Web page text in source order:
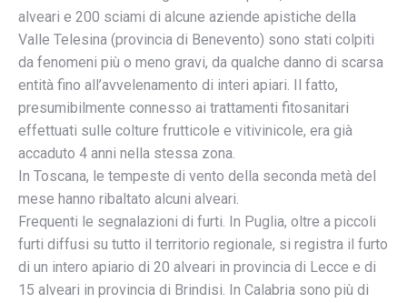
alveari e 200 sciami di alcune aziende apistiche della
Valle Telesina (provincia di Benevento) sono stati colpiti
da fenomeni più o meno gravi, da qualche danno di scarsa
entità fino all’avvelenamento di interi apiari. Il fatto,
presumibilmente connesso ai trattamenti fitosanitari
effettuati sulle colture frutticole e vitivinicole, era già
accaduto 4 anni nella stessa zona.
In Toscana, le tempeste di vento della seconda metà del
mese hanno ribaltato alcuni alveari.
Frequenti le segnalazioni di furti. In Puglia, oltre a piccoli
furti diffusi su tutto il territorio regionale, si registra il furto
di un intero apiario di 20 alveari in provincia di Lecce e di
15 alveari in provincia di Brindisi. In Calabria sono più di